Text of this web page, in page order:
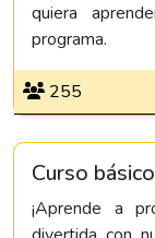
quiera
programa.
255
Curso
¡Aprende a